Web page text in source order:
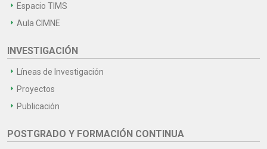
Espacio TIMS
Aula CIMNE
INVESTIGACIÓN
Líneas de Investigación
Proyectos
Publicación
POSTGRADO Y FORMACIÓN CONTINUA